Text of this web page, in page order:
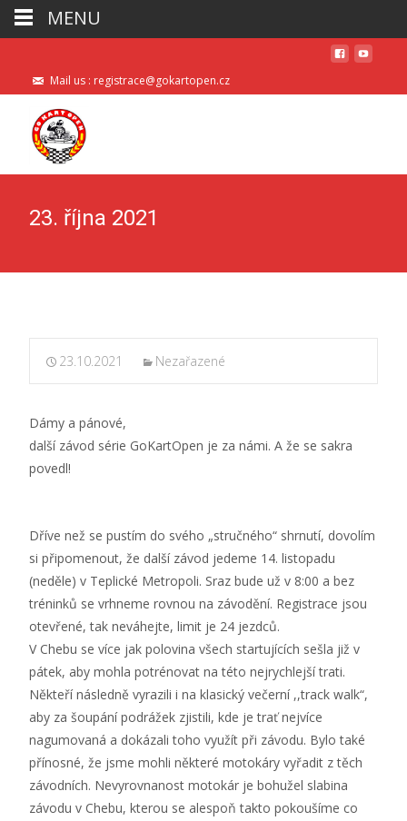
Mail us : registrace@gokartopen.cz
23. října 2021
23.10.2021 Nezařazené
Dámy a pánové,
další závod série GoKartOpen je za námi. A že se sakra
povedl!
Dříve než se pustím do svého „stručného“ shrnutí, dovolím
si připomenout, že další závod jedeme 14. listopadu
(neděle) v Teplické Metropoli. Sraz bude už v 8:00 a bez
tréninků se vrhneme rovnou na závodění. Registrace jsou
otevřené, tak neváhejte, limit je 24 jezdců.
V Chebu se více jak polovina všech startujících sešla již v
pátek, aby mohla potrénovat na této nejrychlejší trati.
Někteří následně vyrazili i na klasický večerní ,,track walk“,
aby za šoupání podrážek zjistili, kde je trať nejvíce
nagumovaná a dokázali toho využít při závodu. Bylo také
přínosné, že jsme mohli některé motokáry vyřadit z těch
závodních. Nevyrovnanost motokár je bohužel slabina
závodu v Chebu, kterou se alespoň takto pokoušíme co
MENU